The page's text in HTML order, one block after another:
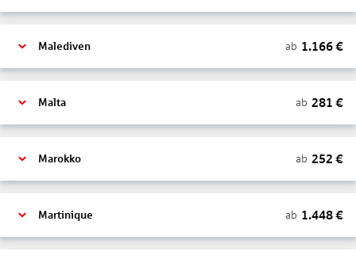
Malediven ab 1.166€
Malta ab 281 €
Marokko ab 252 €
Martinique ab 1.448€